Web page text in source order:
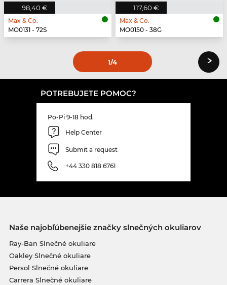
98,40 €
Max & Co.
MO0131 - 72S
117,60 €
Max & Co.
MO0150 - 38G
1/4 ›
POTREBUJETE POMOC?
Po-Pi 9-18 hod.
Help Center
Submit a request
+44 330 818 6761
Naše najobľúbenejšie značky slnečných okuliarov
Ray-Ban Slnečné okuliare
Oakley Slnečné okuliare
Persol Slnečné okuliare
Carrera Slnečné okuliare